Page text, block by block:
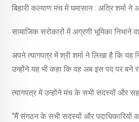
बिहारी कल्याण मंच में घमासान : अत्रि शर्मा ने
सामाजिक सरोकारों में अग्रणी भूमिका निभाने
अपने त्यागपत्र में श्री शर्मा ने लिखा है कि
उन्होंने यह भी कहा कि वह अब इस पद पर बने
त्यागपत्र में उन्होंने मंच के सभी सदस्यों और
“मैं संगठन के सभी सदस्यों और पदाधिकारियों